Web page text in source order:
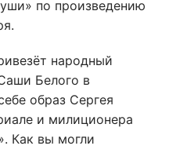
по произведению
народный
Белого в
образ Сергея
и милиционера
Как вы могли